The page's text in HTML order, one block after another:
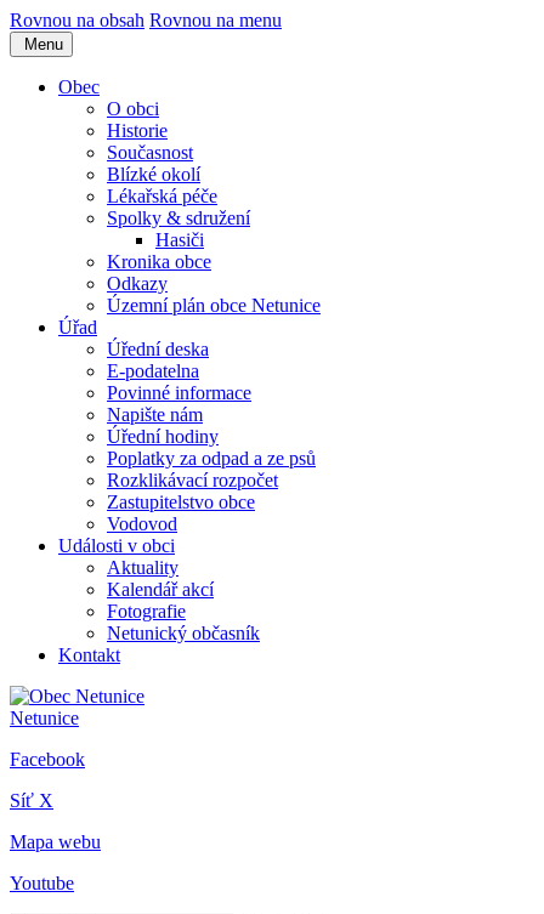
Rovnou na obsah Rovnou na menu
Menu
Obec
O obci
Historie
Současnost
Blízké okolí
Lékařská péče
Spolky & sdružení
Hasiči
Kronika obce
Odkazy
Územní plán obce Netunice
Úřad
Úřední deska
E-podatelna
Povinné informace
Napište nám
Úřední hodiny
Poplatky za odpad a ze psů
Rozklikávací rozpočet
Zastupitelstvo obce
Vodovod
Události v obci
Aktuality
Kalendář akcí
Fotografie
Netunický občasník
Kontakt
Netunice
Facebook
Síť X
Mapa webu
Youtube